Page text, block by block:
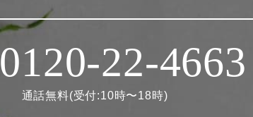
0120-22-4663
通話無料(受付:10時〜18時)